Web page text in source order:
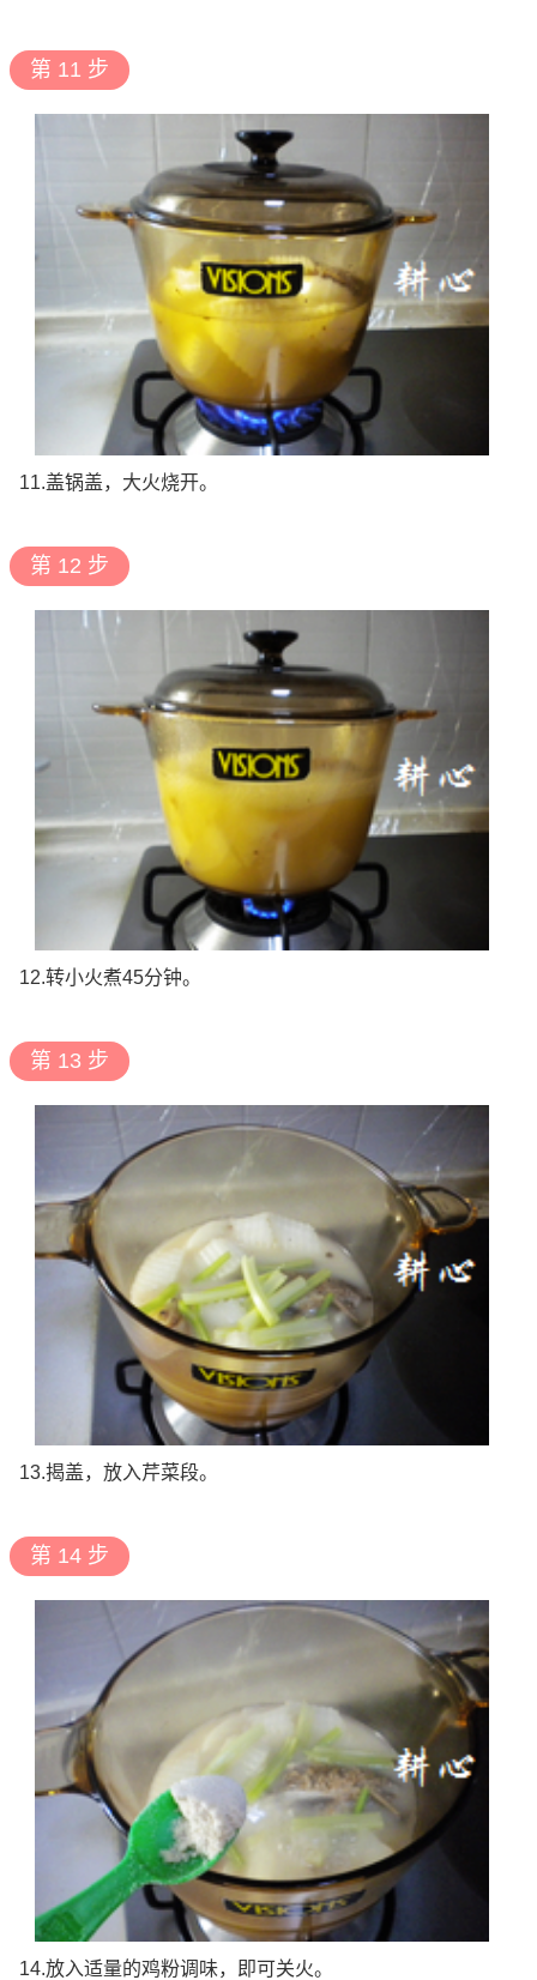
第 11 步
11.盖锅盖，大火烧开。
第 12 步
12.转小火煮45分钟。
第 13 步
13.揭盖，放入芹菜段。
第 14 步
14.放入适量的鸡粉调味，即可关火。